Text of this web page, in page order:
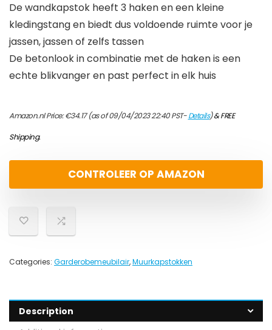
De wandkapstok heeft 3 haken en een kleine
kledingstang en biedt dus voldoende ruimte voor je
jassen, jassen of zelfs tassen
De betonlook in combinatie met de haken is een
echte blikvanger en past perfect in elk huis
Amazon.nl Price:€34.17(as of 09/04/2023 22:40 PST-Details)&FREE
Shipping.
CONTROLEER OP AMAZON
Categories: Garderobemeubilair,Muurkapstokken
Description